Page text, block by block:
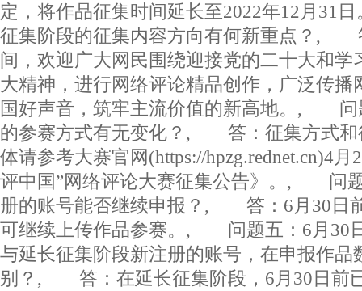
定，将作品征集时间延长至2022年12月
征集阶段的征集内容方向有何新重点？,
间，欢迎广大网民围绕迎接党的二十大和学
大精神，进行网络评论精品创作，广泛传播
国好声音，筑牢主流价值的新高地。, 问
的参赛方式有无变化？, 答：征集方式和
体请参考大赛官网(https://hpzg.rednet.cn)4月
评中国”网络评论大赛征集公告》。, 问
册的账号能否继续申报？, 答：6月30日
可继续上传作品参赛。, 问题五：6月30
与延长征集阶段新注册的账号，在申报作品
别？, 答：在延长征集阶段，6月30日前